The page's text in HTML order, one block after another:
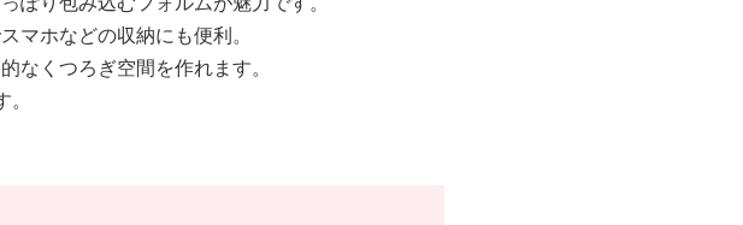
マホなどの収納にも便利。
なくつろぎ空間を作れます。